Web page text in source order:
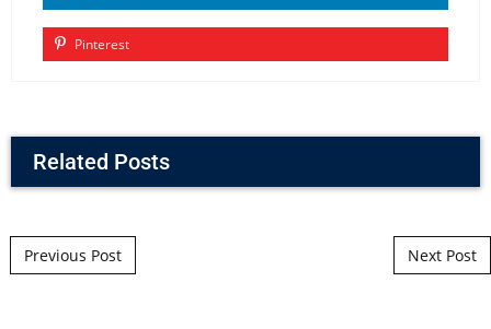
Pinterest
Related Posts
Post navigation
Previous Post Next Post